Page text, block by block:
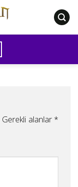
Gerekli alanlar *